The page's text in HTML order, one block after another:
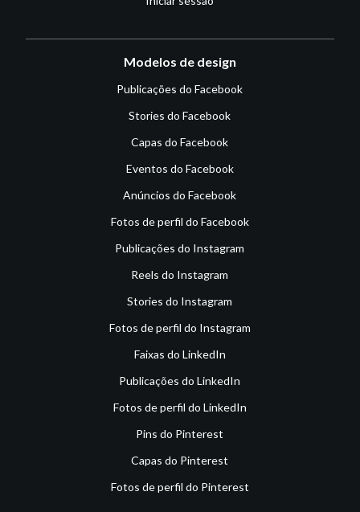
Modelos de design
Publicações do Facebook
Stories do Facebook
Capas do Facebook
Eventos do Facebook
Anúncios do Facebook
Fotos de perfil do Facebook
Publicações do Instagram
Reels do Instagram
Stories do Instagram
Fotos de perfil do Instagram
Faixas do LinkedIn
Publicações do LinkedIn
Fotos de perfil do LinkedIn
Pins do Pinterest
Capas do Pinterest
Fotos de perfil do Pinterest